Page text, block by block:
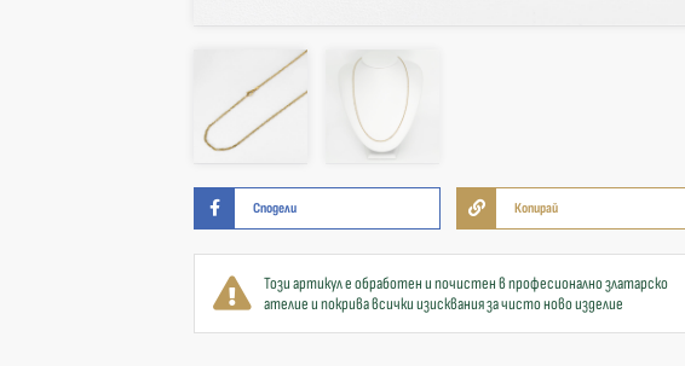
Сподели Копирай
Този артикул е обработен и почистен в професионално златарско
ателие и покрива всички изисквания за чисто ново изделие